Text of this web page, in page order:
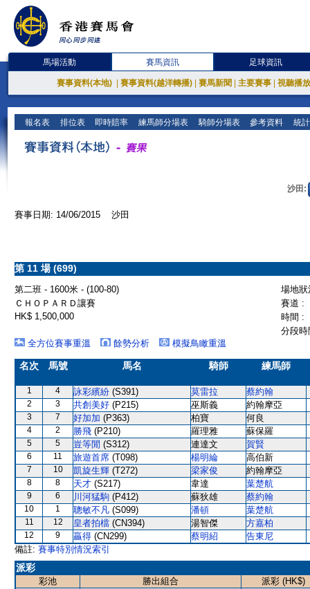
馬場活動 賽馬資訊 足球資訊
賽事資料(本地) 賽事資料(越洋轉播) 賽馬新聞 主要賽事 視聽播
報名表 排位表 即時賠率 練馬師分場表 騎師分場表 參考資料 統
沙田:
賽事日期: 14/06/2015 沙田
第 11 場 (699)
第二班 - 1600米 - (100-80)
場地
ＣＨＯＰＡＲＤ讓賽
賽道 :
HK$ 1,500,000
時間 :
分段
全方位賽事重溫
餘勢分析 模擬鳥瞰重溫
名次 馬號 馬名 騎師 練馬師
1 4 詠彩繽紛 (S391) 莫雷拉 蔡約翰
2 3 共創美好 (P215) 巫斯義 約翰摩亞
3 7 好加加 (P363) 柏寶 何良
4 2 勝飛 (P210) 羅理雅 蘇保羅
5 5 豈等閒 (S312) 連達文 賀賢
6 11 旅遊首席 (T098) 楊明綸 高伯新
7 10 凱旋生輝 (T272) 梁家俊 約翰摩亞
8 8 天才 (S217) 韋達 葉楚航
9 6 川河猛駒 (P412) 蘇狄雄 蔡約翰
10 1 聰敏不凡 (S099) 潘頓 葉楚航
11 12 皇者拍檔 (CN394) 湯智傑 方嘉柏
12 9 贏得 (CN299) 蔡明紹
告東尼
備註: 賽事特別情況索引
派彩
彩池 勝出組合
派彩 (HK$)